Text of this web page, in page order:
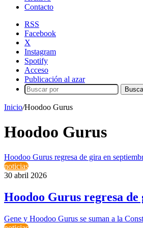
Contacto
RSS
Facebook
X
Instagram
Spotify
Acceso
Publicación al azar
Inicio/Hoodoo Gurus
Hoodoo Gurus
Hoodoo Gurus regresa de gira en
noticias
30 abril 2026
Hoodoo Gurus regresa
Gene y Hoodoo Gurus se suman a la